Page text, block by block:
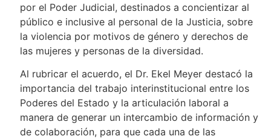
por el Poder Judicial, destinados a concientizar al
público e inclusive al personal de la Justicia, sobre
la violencia por motivos de género y derechos de
las mujeres y personas de la diversidad.
Al rubricar el acuerdo, el Dr. Ekel Meyer destacó la
importancia del trabajo interinstitucional entre los
Poderes del Estado y la articulación laboral a
manera de generar un intercambio de información y
de colaboración, para que cada una de las